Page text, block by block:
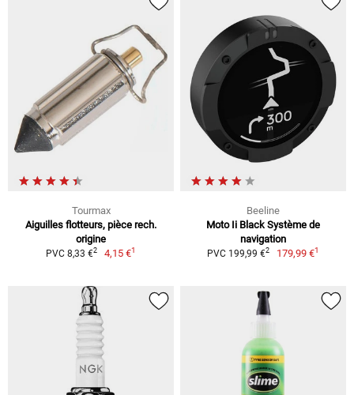
Tourmax
Aiguilles flotteurs, pièce rech.
origine
PVC 8,33 €2 4,15 €1
Beeline
Moto Ii Black Système de
navigation
PVC 199,99 €2 179,99 €1